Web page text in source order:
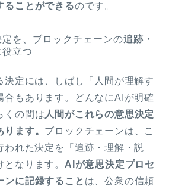
ることができるのです。
を、ブロックチェーンの追跡・
役立つ
決定には、しばし「人間が理解す
合もあります。どんなにAIが明確
くの間は 人間がこれらの意思決定
ます。 ブロックチェーンは、こ
われた決定を「追跡・理解・説
なります。 AIが意思決定プロセ
ンに記録すること は、公衆の信頼